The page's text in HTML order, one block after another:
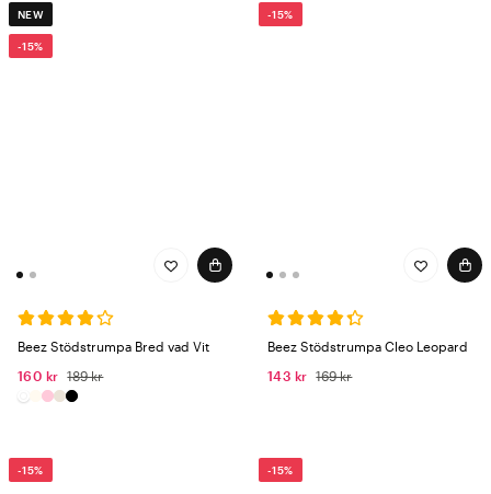
NEW
-15%
Beez Stödstrumpa Bred vad Vit
160 kr
189 kr
-15%
Beez Stödstrumpa Cleo Leopard
143 kr
169 kr
-15% -15%